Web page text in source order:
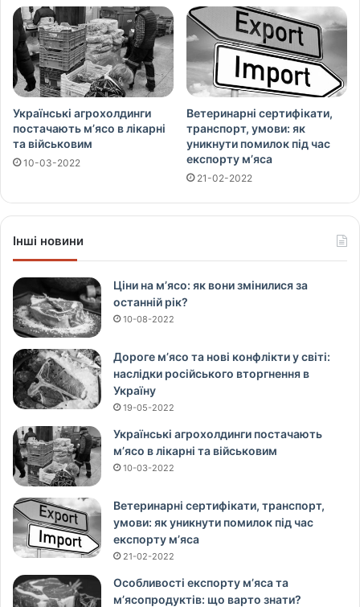
Українські агрохолдинги
постачають м’ясо в лікарні
та військовим
10-03-2022
Ветеринарні сертифікати,
транспорт, умови: як
уникнути помилок під час
експорту м’яса
21-02-2022
Інші новини
Ціни на м’ясо: як вони змінилися за
останній рік?
10-08-2022
Дороге м’ясо та нові конфлікти у світі:
наслідки російського вторгнення в
Україну
19-05-2022
Українські агрохолдинги постачають
м’ясо в лікарні та військовим
10-03-2022
Ветеринарні сертифікати, транспорт,
умови: як уникнути помилок під час
експорту м’яса
21-02-2022
Особливості експорту м’яса та
м’ясопродуктів: що варто знати?